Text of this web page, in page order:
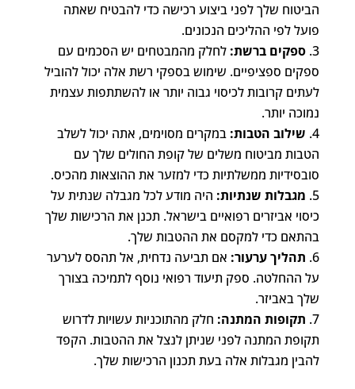
הביטוח שלך לפני ביצוע רכישה כדי להבטיח שאתה
פועל לפי ההליכים הנכונים.
ספקים ברשת: לחלק מהמבטחים יש הסכמים עם
ספקים ספציפיים. שימוש בספקי רשת אלה יכול להוביל
לעתים קרובות לכיסוי גבוה יותר או להשתתפות עצמית
נמוכה יותר.
שילוב הטבות: במקרים מסוימים, אתה יכול לשלב
הטבות מביטוח משלים של קופת החולים שלך עם
סובסידיות ממשלתיות כדי למזער את ההוצאות מהכיס.
מגבלות שנתיות: היה מודע לכל מגבלה שנתית על
כיסוי אביזרים רפואיים בישראל. תכנן את הרכישות שלך
בהתאם כדי למקסם את ההטבות שלך.
תהליך ערעור: אם תביעה נדחית, אל תהסס לערער
על ההחלטה. ספק תיעוד רפואי נוסף לתמיכה בצורך
שלך באביזר.
תקופות המתנה: חלק מהתוכניות עשויות לדרוש
תקופת המתנה לפני שניתן לנצל את ההטבות. הקפד
להבין מגבלות אלה בעת תכנון הרכישות שלך.